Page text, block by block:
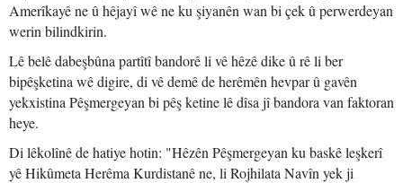
Amerîkayê ne û hêjayî wê ne ku şiyanên wan bi çek û perwerdeyan
werin bilindkirin.
Lê belê dabeşbûna partîtî bandorê li vê hêzê dike û rê li ber
bipêşketina wê digire, di vê demê de herêmên hevpar û gavên
yekxistina Pêşmergeyan bi pêş ketine lê dîsa jî bandora van faktoran
heye.
Di lêkolînê de hatiye hotin: "Hêzên Pêşmergeyan ku baskê leşkerî
yê Hikûmeta Herêma Kurdistanê ne, li Rojhilata Navîn yek ji